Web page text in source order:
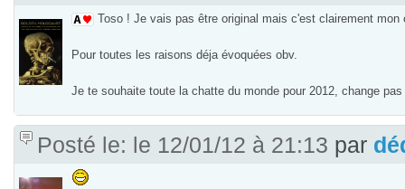
Toso ! Je vais pas être original mais c'est clairement
Pour toutes les raisons déja évoquées obv.
Je te souhaite toute la chatte du monde pour 2012, change
Posté le: le 12/01/12 à 21:13 par